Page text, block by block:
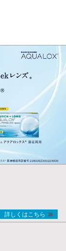
詳しくはこちら